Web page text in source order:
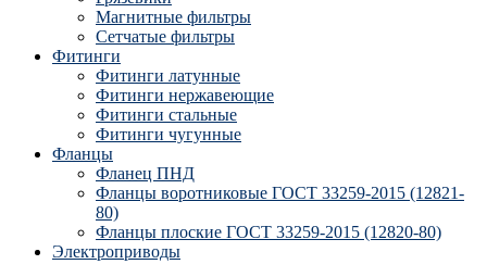
Магнитные фильтры
Сетчатые фильтры
Фитинги
Фитинги латунные
Фитинги нержавеющие
Фитинги стальные
Фитинги чугунные
Фланцы
Фланец ПНД
Фланцы воротниковые ГОСТ 33259-2015 (12821-
80)
Фланцы плоские ГОСТ 33259-2015 (12820-80)
Электроприводы